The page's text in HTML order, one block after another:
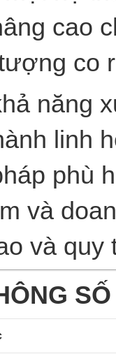
cao
co
năng
linh
phù
và
và quy